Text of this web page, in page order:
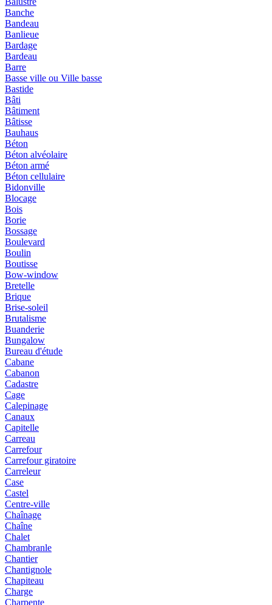
Banche
Bandeau
Banlieue
Bardage
Bardeau
Barre
Basse ville ou Ville basse
Bastide
Bâti
Bâtiment
Bâtisse
Bauhaus
Béton
Béton alvéolaire
Béton armé
Béton cellulaire
Bidonville
Blocage
Bois
Borie
Bossage
Boulevard
Boulin
Boutisse
Bow-window
Bretelle
Brique
Brise-soleil
Brutalisme
Buanderie
Bungalow
Bureau d'étude
Cabane
Cabanon
Cadastre
Cage
Calepinage
Canaux
Capitelle
Carreau
Carrefour
Carrefour giratoire
Carreleur
Case
Castel
Centre-ville
Chaînage
Chaîne
Chalet
Chambranle
Chantier
Chantignole
Chapiteau
Charge
Charpente